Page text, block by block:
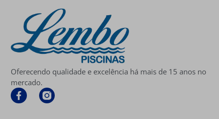
Oferecendo qualidade e excelência há mais de 15 anos no
mercado.